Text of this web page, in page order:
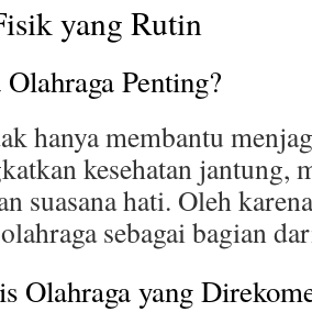
yang Rutin
Penting?
hanya membantu
kesehatan jantung,
suasana hati. Oleh
sebagai bagian
Olahraga yang